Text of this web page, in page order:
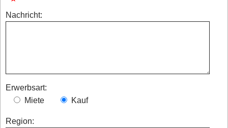
Nachricht:
Erwerbsart:
Miete
Kauf
Region: